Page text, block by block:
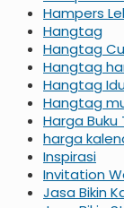
Hampers
Hangtag
Hangtag
Hangtag
Hangtag
Hangtag
Harga Buku
harga
Inspirasi
Invitation
Jasa Bikin